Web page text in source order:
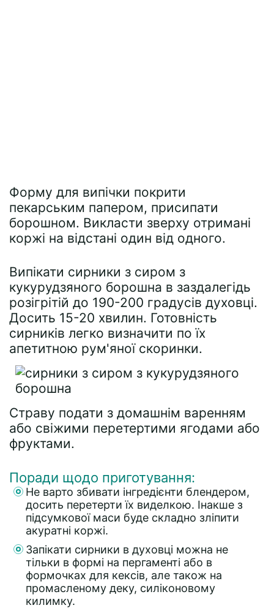
Форму для випічки покрити
пекарським папером, присипати
борошном. Викласти зверху отримані
коржі на відстані один від одного.
Випікати сирники з сиром з
кукурудзяного борошна в заздалегідь
розігрітій до 190-200 градусів духовці.
Досить 15-20 хвилин. Готовність
сирників легко визначити по їх
апетитною рум'яної скоринки.
Страву подати з домашнім варенням
або свіжими перетертими ягодами або
фруктами.
Поради щодо приготування:
Не варто збивати інгредієнти блендером,
досить перетерти їх виделкою. Інакше з
підсумкової маси буде складно зліпити
акуратні коржі.
Запікати сирники в духовці можна не
тільки в формі на пергаменті або в
формочках для кексів, але також на
промасленому деку, силіконовому
килимку.